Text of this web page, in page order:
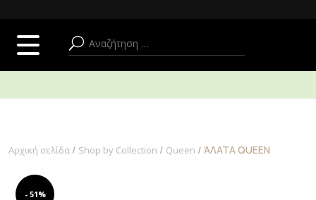
Αρχική σελίδα / Shop by Collection / Queen / ΆΛΑΤΑ QUEEN
- 51%